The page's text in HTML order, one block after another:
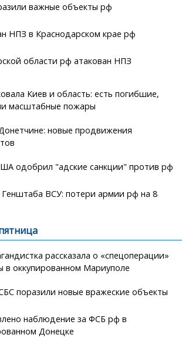
важные объекты рф
НПЗ в Краснодарском крае рф
области рф атакован НПЗ
Киев и область: есть погибшие,
масштабные пожары
новые продвижения
одобрил "адские санкции" против рф
ВСУ: потери армии рф на 8
рассказала о «спецоперации»
в оккупированном Мариуполе
поразили новые вражеские объекты
наблюдение за ФСБ рф в
Донецке